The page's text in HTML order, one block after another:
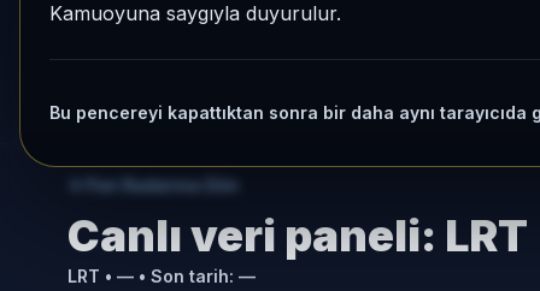
Kamuoyuna saygıyla duyurulur.
Bu pencereyi kapattıktan sonra bir daha aynı tarayıcıda
Fon Radarına Dön
Canlı veri paneli: LRT
LRT • — • Son tarih: —